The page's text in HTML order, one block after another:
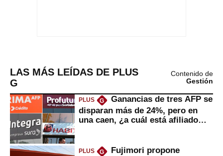
LAS MÁS LEÍDAS DE PLUS
G
Contenido de
Gestión
PLUS G
Ganancias de tres AFP se
disparan más de 24%, pero en
una caen, ¿a cuál está afiliado
PLUS G
Fujimori propone